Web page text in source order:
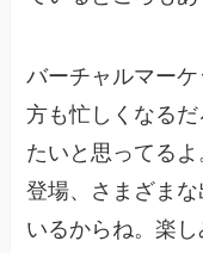
バーチャルマー
方も忙しくなる
たいと思ってる
登場、さまざま
いるからね。楽し